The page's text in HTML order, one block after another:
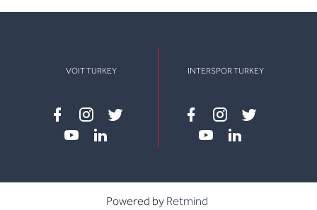
VOIT TURKEY
Facebook
instagram
twitter
INTERSPOR TURKEY
Facebook
instagram
twitter
Powered by Retmind